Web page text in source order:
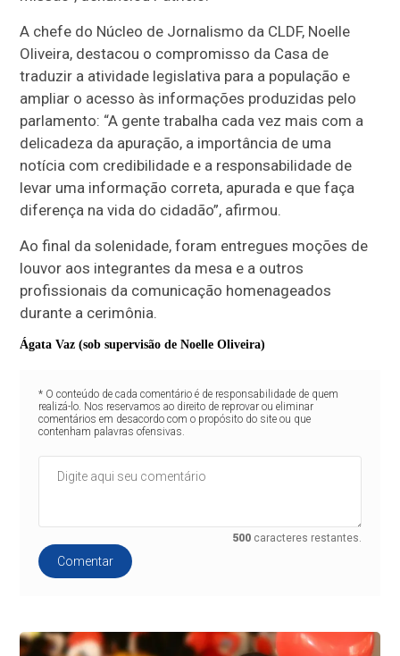
A chefe do Núcleo de Jornalismo da CLDF, Noelle
Oliveira, destacou o compromisso da Casa de
traduzir a atividade legislativa para a população e
ampliar o acesso às informações produzidas pelo
parlamento: “A gente trabalha cada vez mais com a
delicadeza da apuração, a importância de uma
notícia com credibilidade e a responsabilidade de
levar uma informação correta, apurada e que faça
diferença na vida do cidadão”, afirmou.
Ao final da solenidade, foram entregues moções de
louvor aos integrantes da mesa e a outros
profissionais da comunicação homenageados
durante a cerimônia.
Ágata Vaz (sob supervisão de Noelle Oliveira)
* O conteúdo de cada comentário é de responsabilidade de quem
realizá-lo. Nos reservamos ao direito de reprovar ou eliminar
comentários em desacordo com o propósito do site ou que
contenham palavras ofensivas.
500 caracteres restantes.
Comentar